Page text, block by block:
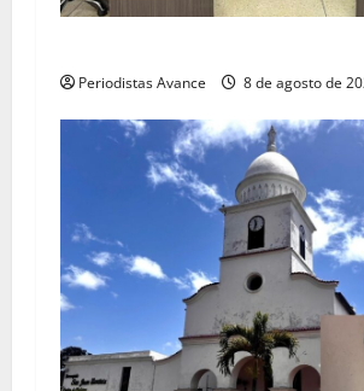
Periodistas Avance 8 de agosto de